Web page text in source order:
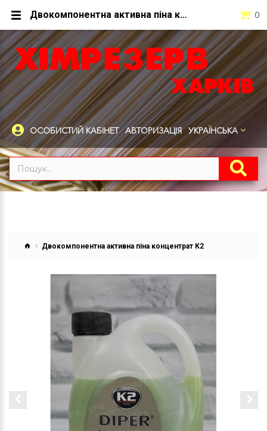
0
ОСОБИСТИЙ КАБІНЕТ АВТОРИЗАЦІЯ УКРАЇНСЬКА
Двокомпонентна активна піна концентрат К2
Двокомпонентна активна піна концентрат К2 2кг купити Харків